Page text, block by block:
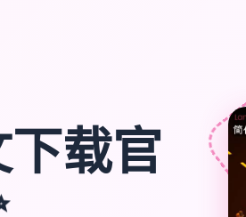
载官